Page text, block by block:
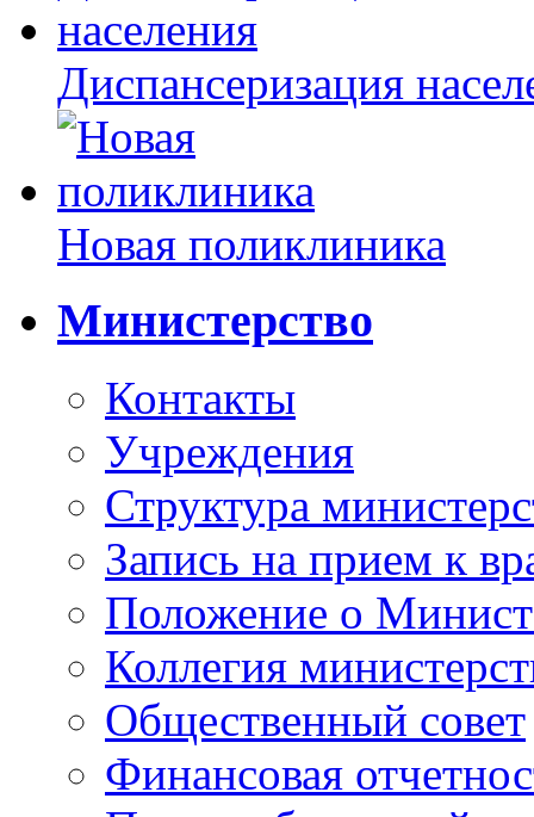
Диспансеризация
Новая поликлиника
Министерство
Контакты
Учреждения
Структура
Запись на прием к
Положение о
Коллегия
Общественный совет
Финансовая